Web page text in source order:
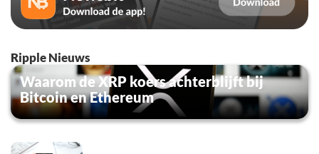
Ripple Nieuws
Waarom de XRP koers achterblijft bij
Bitcoin en Ethereum